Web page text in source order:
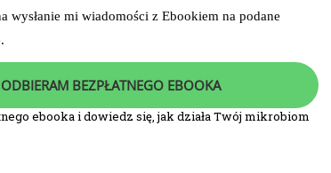
PRZEBIEG I WYNIKI
wysłanie mi wiadomości z Ebookiem na podane
ODBIERAM BEZPŁATNEGO EBOOKA
ebooka i dowiedz się, jak działa Twój mikrobiom